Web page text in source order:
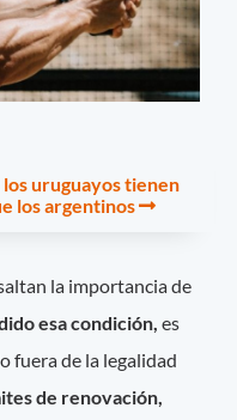
uruguayos tienen
los argentinos
la importancia de
esa condición, es
fuera de la legalidad
de renovación,